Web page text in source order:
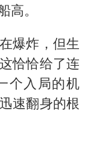
。
爆炸，但生
恰恰给了连
个入局的机
速翻身的根